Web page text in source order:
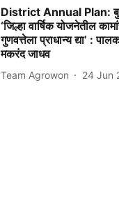
District Annual Plan:
‘जिल्हा वार्षिक योजनेतील
गुणवत्तेला प्राधान्य द्या’ :
मकरंद जाधव
Team Agrowon 24 Jun